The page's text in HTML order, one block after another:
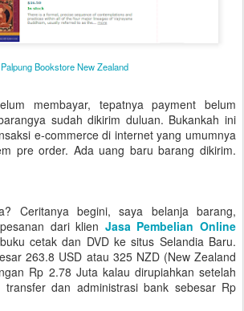
Palpung Bookstore New Zealand
membayar, tepatnya payment belum
sudah dikirim duluan. Bukankah ini
e-commerce di internet yang umumnya
pre order. Ada uang baru barang dikirim.
Ceritanya begini, saya belanja barang,
dari klien Jasa Pembelian Online
cetak dan DVD ke situs Selandia Baru.
263.8 USD atau 325 NZD (New Zealand
Rp 2.78 Juta kalau dirupiahkan setelah
dan administrasi bank sebesar Rp